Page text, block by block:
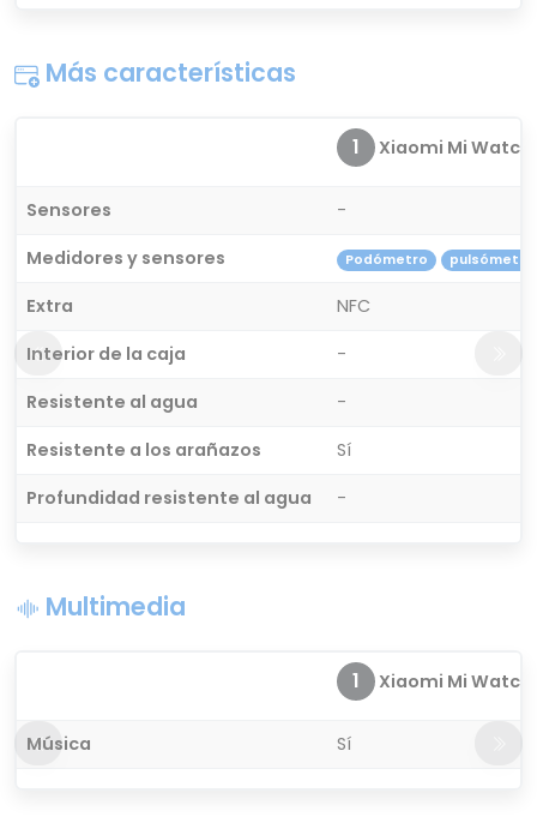
Más características
1 Xiaomi Mi Watch
Sensores
-
Medidores y sensores
Podómetro pulsómetro
Extra
NFC
Interior de la caja
-
Resistente al agua
-
Resistente a los arañazos
Sí
Profundidad resistente al agua
-
Multimedia
1 Xiaomi Mi Watch
Música Sí